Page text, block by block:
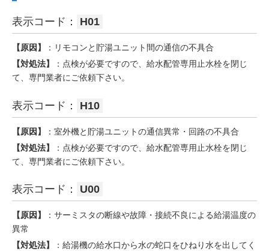
表示コード： H01
【原因】
：リモコンと貯湯ユニット間の通信の不具合
【対処法】
：点検が必要ですので、給水配管専用止水栓を閉じ
て、専門業者にご依頼下さい。
表示コード： H10
【原因】
：室外機と貯湯ユニットの通信異常・回路の不具合
【対処法】
：点検が必要ですので、給水配管専用止水栓を閉じ
て、専門業者にご依頼下さい。
表示コード： U00
【原因】
：サーミスタの断線や故障・接続不良による給湯温度の
異常
【対処法】
：給湯機の給水口から水の蛇口をひねり水を出してく